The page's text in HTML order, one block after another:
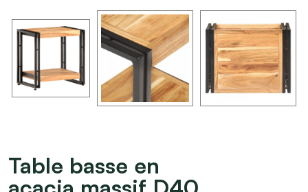
Table basse en